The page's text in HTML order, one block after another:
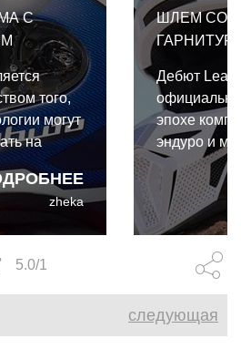
С
того,
могут
на
дня, как я,
F-17 GP
и
zheka
ШЛЕМ СО
Дебют Leatt
эпохе
эндуро и
Cardo и
собой
бездорожья.
5.0/1
следующая